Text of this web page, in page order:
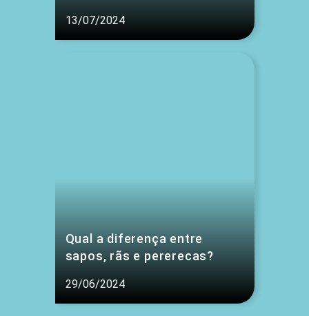
13/07/2024
Qual a diferença entre
sapos, rãs e pererecas?
29/06/2024